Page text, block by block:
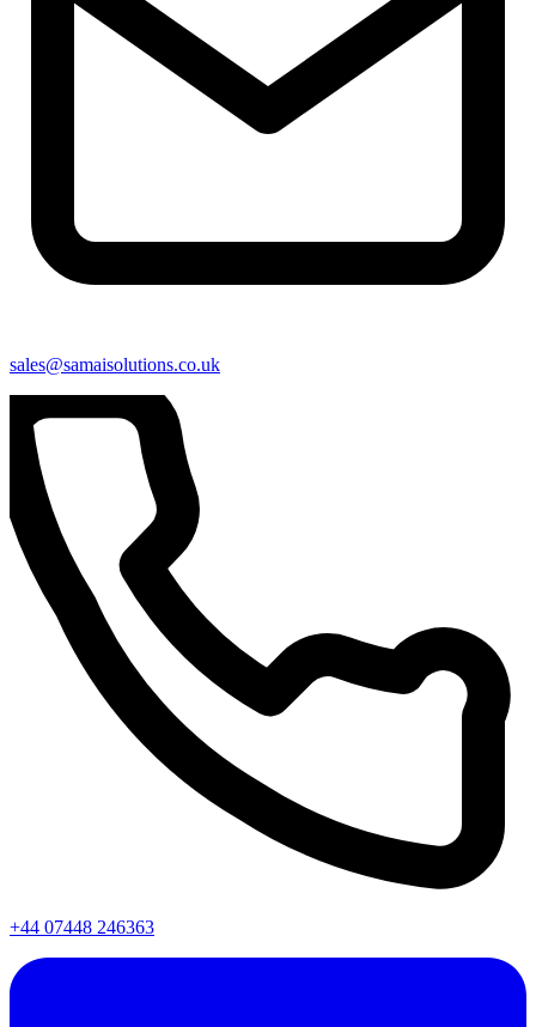
sales@samaisolutions.co.uk
+44 07448 246363